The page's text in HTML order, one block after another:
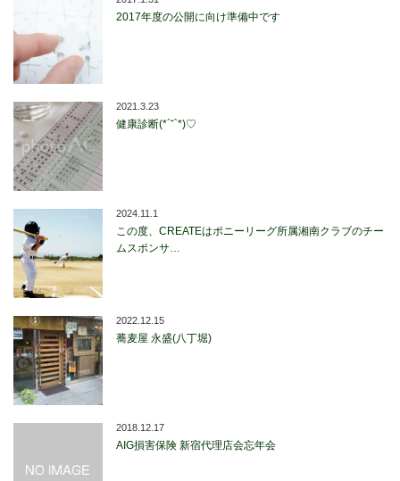
2017年度の公開に向け準備中です
2021.3.23
健康診断(*´˘`*)♡
2024.11.1
この度、CREATEはポニーリーグ所属湘南クラブのチー
ムスポンサ…
2022.12.15
蕎麦屋 永盛(八丁堀)
2018.12.17
AIG損害保険 新宿代理店会忘年会